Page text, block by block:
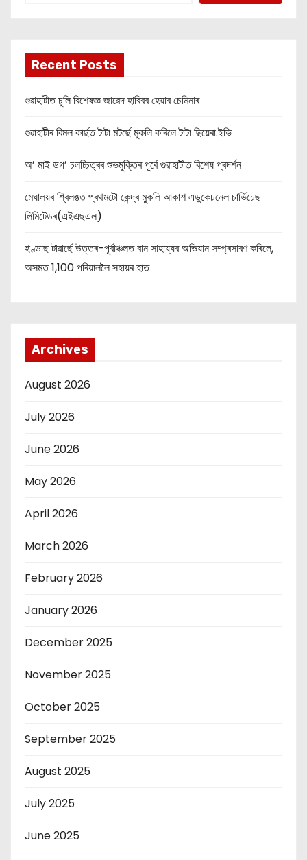
Recent Posts
গুৱাহাটীত চুলি বিশেষজ্ঞ জাৱেদ হাবিবৰ হেয়াৰ চেমিনাৰ
গুৱাহাটীৰ বিমল কাৰ্ছত টাটা মটৰ্ছে মুকলি কৰিলে টাটা ছিয়েৰা.ইভি
অ’ মাই ডগ’ চলচ্চিত্ৰৰ শুভমুক্তিৰ পূৰ্বে গুৱাহাটীত বিশেষ প্ৰদৰ্শন
মেঘালয়ৰ শ্বিলঙত প্ৰথমটো কেন্দ্ৰ মুকলি আকাশ এডুকেচনেল চাৰ্ভিচেছ
লিমিটেডৰ(এইএছএল)
ইণ্ডাছ টাৱাৰ্ছে উত্তৰ-পূৰ্বাঞ্চলত বান সাহায্যৰ অভিযান সম্প্ৰসাৰণ কৰিলে,
অসমত 1,100 পৰিয়াললৈ সহায়ৰ হাত
Archives
August 2026
July 2026
June 2026
May 2026
April 2026
March 2026
February 2026
January 2026
December 2025
November 2025
October 2025
September 2025
August 2025
July 2025
June 2025